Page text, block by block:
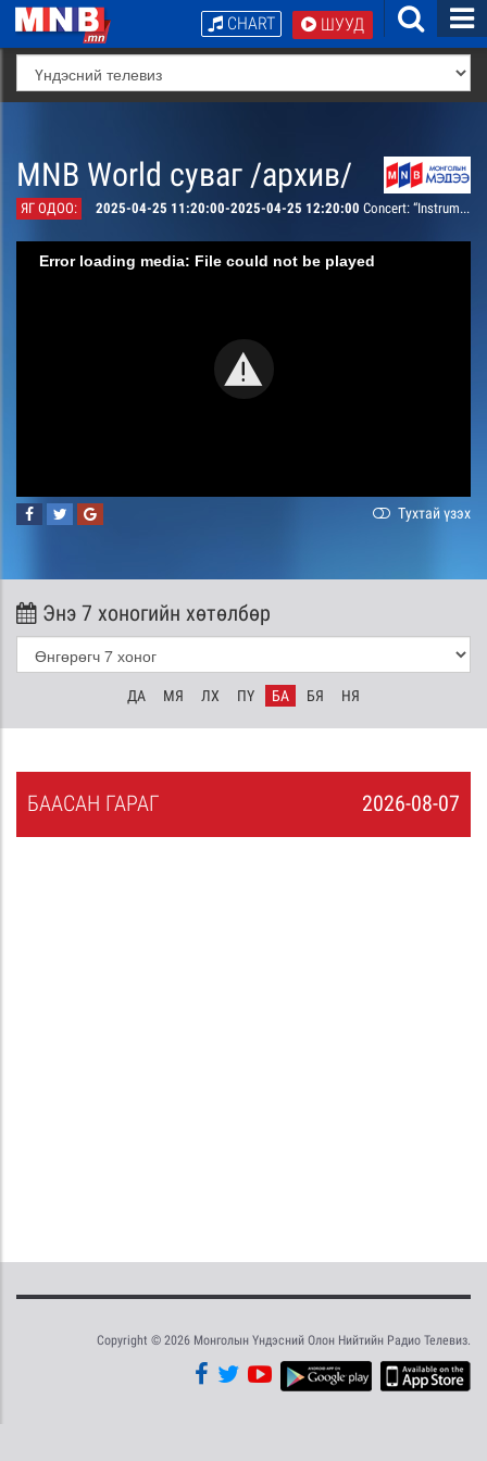
ШУУД
CHART
MNB World суваг /архив/
ЯГ ОДОО: 2025-04-25 11:20:00-2025-04-25 12:20:00 Concert: “Instrumental Music Concert” Composer Tsen. Erdenebat
Error loading media: File could not be played
Тухтай үзэх
Энэ 7 хоногийн хөтөлбөр
ДА МЯ ЛХ ПҮ БА БЯ НЯ
2026-08-07
БААСАН ГАРАГ
Copyright © 2026 Монголын Үндэсний Олон Нийтийн Радио Телевиз.